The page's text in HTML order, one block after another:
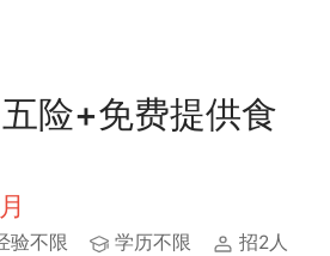
险+免费提供食
验不限 学历不限 招2人